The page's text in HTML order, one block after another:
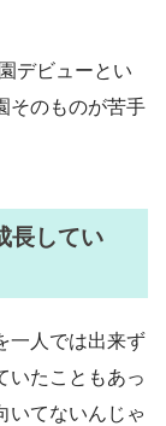
デビューとい
そのものが苦手
長してい
一人では出来ず
いたこともあっ
いてないんじゃ